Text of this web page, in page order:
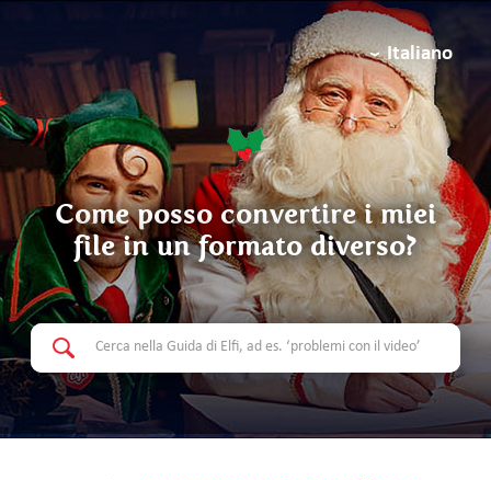
Italiano
Come posso convertire i miei
file in un formato diverso?